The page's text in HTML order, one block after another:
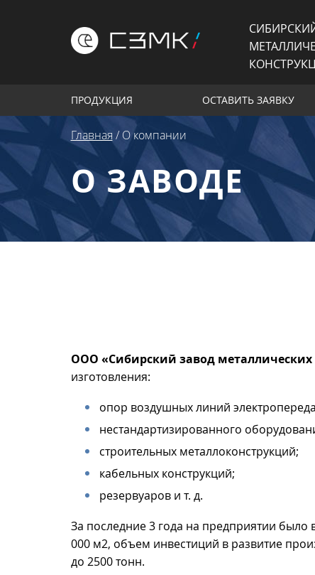
ПРОДУКЦИЯ ОСТАВИТЬ ЗАЯВКУ
Главная / О компании
О ЗАВОДЕ
ООО «Сибирский завод металлических
изготовления:
опор воздушных линий
нестандартизированного
строительных металлоконструкций;
кабельных конструкций;
резервуаров и т. д.
За последние 3 года на предприятии
000 м2, объем инвестиций в развитие
до 2500 тонн.